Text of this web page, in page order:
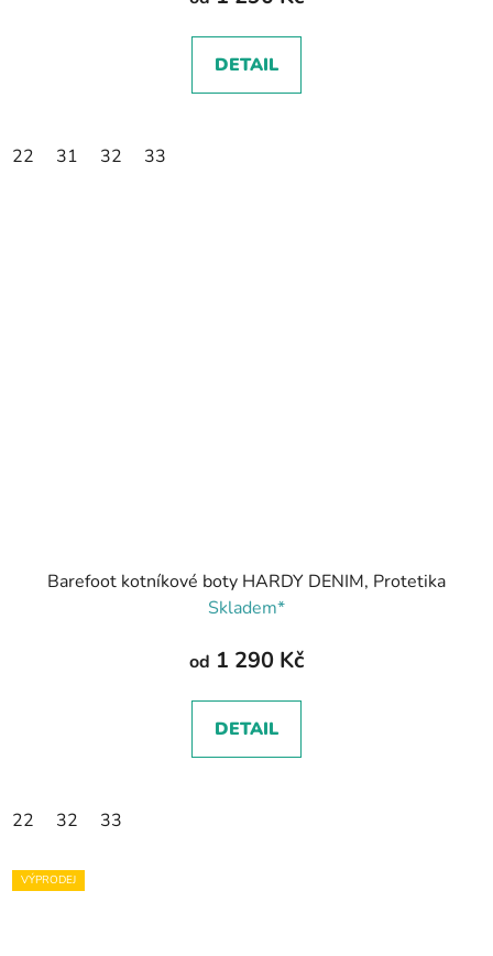
DETAIL
22 31 32 33
Barefoot kotníkové boty HARDY DENIM, Protetika
Skladem*
od 1 290 Kč
DETAIL
22 32 33
VÝPRODEJ